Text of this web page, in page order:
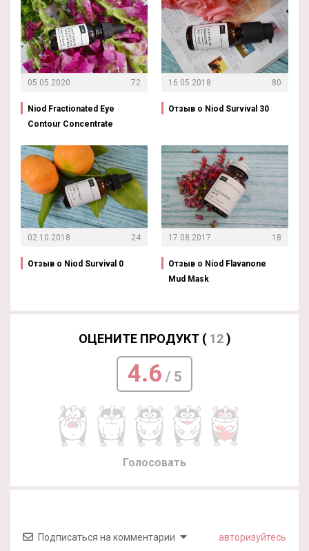
05.05.2020 72
Niod Fractionated Eye
Contour Concentrate
02.10.2018 24
Отзыв о Niod Survival 0
16.05.2018 80
Отзыв о Niod Survival 30
17.08.2017 18
Отзыв о Niod Flavanone
Mud Mask
ОЦЕНИТЕ ПРОДУКТ ( 12)
4.6 / 5
Голосовать
Подписаться на комментарии авторизуйтесь